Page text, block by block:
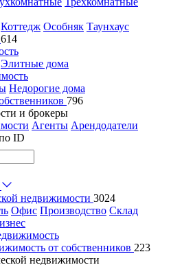
Коттедж Особняк Таунхаус
614
Элитные дома
Недорогие дома
796
и брокеры
Агенты Арендодатели
ID
недвижимости 3024
Офис Производство Склад
от собственников 223
недвижимости